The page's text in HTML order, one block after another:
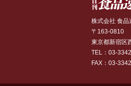
株式会社 食品
〒163-0810
東京都新宿区
TEL：03-
FAX：03-